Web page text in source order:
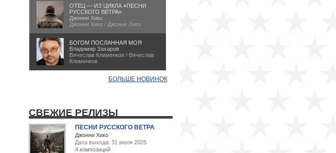
ОТЕЦ — ИЗ ЦИКЛА «ПЕСНИ
РУССКОГО ВЕТРА»
Джонни Хико
Джонни Хико / Джонни Хико
БОГОМ ПОСЛАННАЯ МОЯ
Владимир Захаров
Вячеслав Клименков / Вячеслав
Клименков
БОЛЬШЕ НОВИНОК
СВЕЖИЕ РЕЛИЗЫ
ПЕСНИ РУССКОГО ВЕТРА
Джонни Хико
Дата выхода: 31 июля 2025
4 композиций